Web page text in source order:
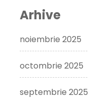
Arhive
noiembrie 2025
octombrie 2025
septembrie 2025